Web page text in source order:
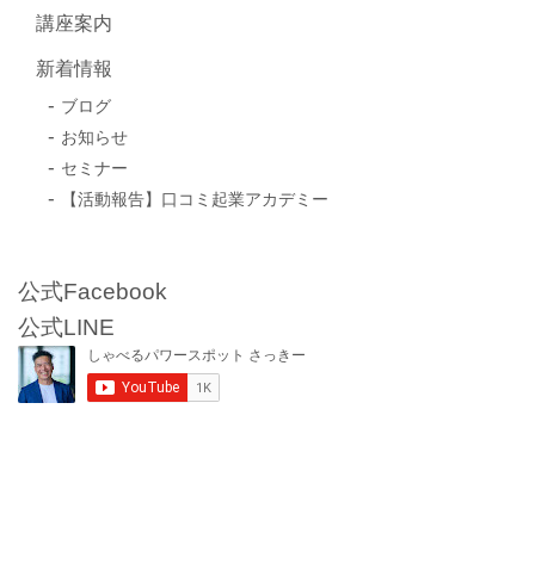
講座案内
新着情報
ブログ
お知らせ
セミナー
【活動報告】口コミ起業アカデミー
公式Facebook
公式LINE